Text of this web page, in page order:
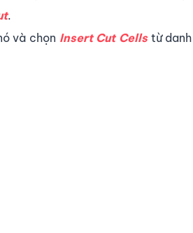
.
và chọn Insert Cut Cells từ